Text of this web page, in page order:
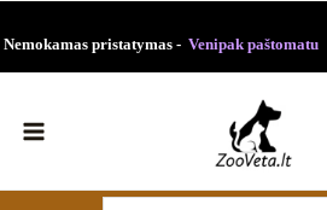
prie
Nemokamas pristatymas - Venipak paštomatu